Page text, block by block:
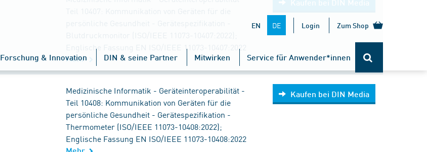
EN DE Login Zum Shop
Forschung & Innovation DIN & seine Partner Mitwirken Service für Anwender*innen
Englische Fassung EN ISO/IEEE 11073-10407:2022
Mehr
Kaufen bei DIN Media
Medizinische Informatik - Geräteinteroperabilität -
Teil 10408: Kommunikation von Geräten für die
persönliche Gesundheit - Gerätespezifikation -
Thermometer (ISO/IEEE 11073-10408:2022);
Englische Fassung EN ISO/IEEE 11073-10408:2022
Kaufen bei DIN Media